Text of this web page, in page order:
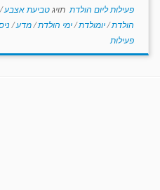
פעילות ליום הולדת תויגטביעת אצבע/
הולדת/יומולדת/ימי הולדת/מדע/
פעילות